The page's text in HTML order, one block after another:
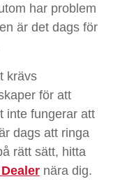
har problem
är det dags för
krävs
för att
inte fungerar att
dags att ringa
rätt sätt, hitta
nära dig.